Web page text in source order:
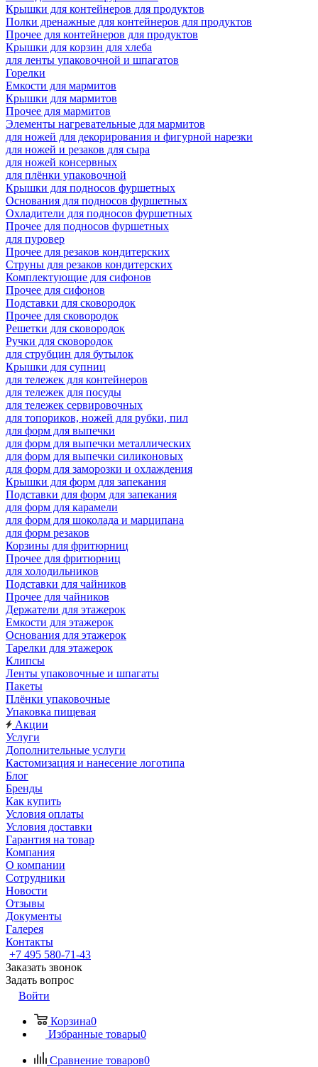
Крышки для контейнеров для продуктов
Полки дренажные для контейнеров для продуктов
Прочее для контейнеров для продуктов
Крышки для корзин для хлеба
для ленты упаковочной и шпагатов
Горелки
Емкости для мармитов
Крышки для мармитов
Прочее для мармитов
Элементы нагревательные для мармитов
для ножей для декорирования и фигурной нарезки
для ножей и резаков для сыра
для ножей консервных
для плёнки упаковочной
Крышки для подносов фуршетных
Основания для подносов фуршетных
Охладители для подносов фуршетных
Прочее для подносов фуршетных
для пуровер
Прочее для резаков кондитерских
Струны для резаков кондитерских
Комплектующие для сифонов
Прочее для сифонов
Подставки для сковородок
Прочее для сковородок
Решетки для сковородок
Ручки для сковородок
для струбцин для бутылок
Крышки для супниц
для тележек для контейнеров
для тележек для посуды
для тележек сервировочных
для топориков, ножей для рубки, пил
для форм для выпечки
для форм для выпечки металлических
для форм для выпечки силиконовых
для форм для заморозки и охлаждения
Крышки для форм для запекания
Подставки для форм для запекания
для форм для карамели
для форм для шоколада и марципана
для форм резаков
Корзины для фритюрниц
Прочее для фритюрниц
для холодильников
Подставки для чайников
Прочее для чайников
Держатели для этажерок
Емкости для этажерок
Основания для этажерок
Тарелки для этажерок
Клипсы
Ленты упаковочные и шпагаты
Пакеты
Плёнки упаковочные
Упаковка пищевая
Акции
Услуги
Дополнительные услуги
Кастомизация и нанесение логотипа
Блог
Бренды
Как купить
Условия оплаты
Условия доставки
Гарантия на товар
Компания
О компании
Сотрудники
Новости
Отзывы
Документы
Галерея
Контакты
+7 495 580-71-43
Заказать звонок
Задать вопрос
Войти
Корзина0
Избранные товары0
Сравнение товаров0